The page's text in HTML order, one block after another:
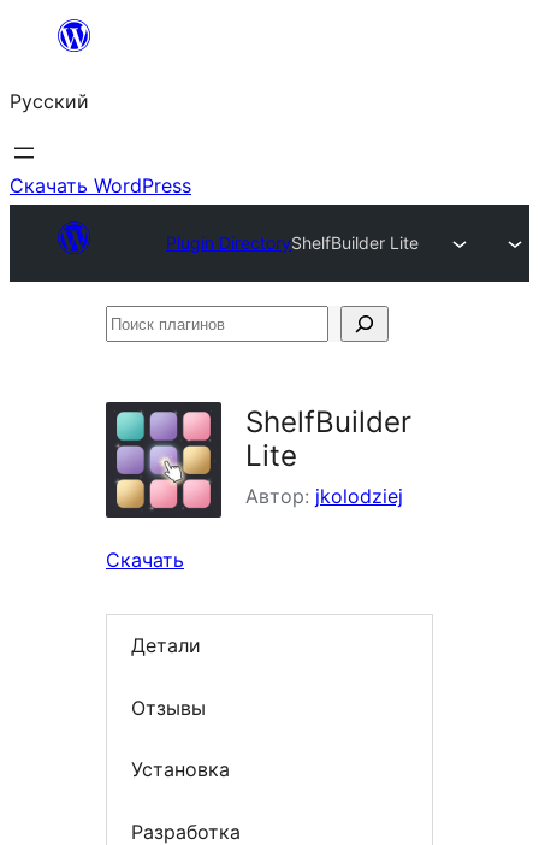
Перейти
содержимому
Русский
Скачать WordPress
Plugin DirectoryShelfBuilder Lite
Поиск
ShelfBuilder
Lite
Автор: jkolodziej
Скачать
Детали
Отзывы
Установка
Разработка